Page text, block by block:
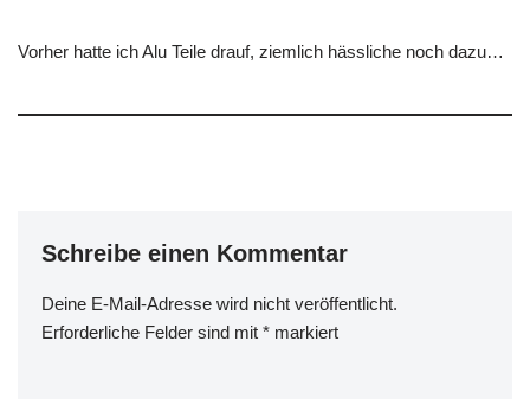
Vorher hatte ich Alu Teile drauf, ziemlich hässliche noch dazu…
Schreibe einen Kommentar
Deine E-Mail-Adresse wird nicht veröffentlicht.
Erforderliche Felder sind mit * markiert